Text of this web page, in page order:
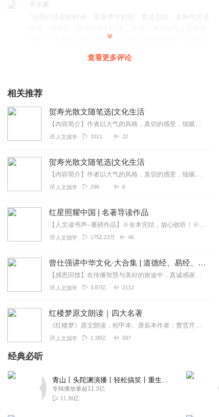
天乐酱
“当我们活着的时候，享受季节轮回、繁花似锦，各种气息及
阳光。” 听着墨汁学长的演播，沿着作者贺寿光笔下的思绪，
处与时间共存的意义。 不愧是“世间万物的生命哲思！”
惜音心
好棒呦ヾ ^_^♪ 声音好听，听着舒服，加油加油(ง •̀_•́)ง
2021-09-20 1
来给小哥哥点个赞！打call！
2021-09-13 1
主播不错哦，书也挺棒的，加油加油！
2021-09-08 0
查看更多评论
相关推荐
贺寿光散文随笔选|文化生活
【内容简介】作者以大气的风格，真切的感受，细腻的笔触，书写了对人物、事物、风物的所见、所闻、所思，其中不少篇什已经被收入教辅材料，在《人民日报》等国内及海外报刊...
人文国学 1011 22
贺寿光散文随笔选|文化生活
【内容简介】作者以大气的风格，真切的感受，细腻的笔触，书写了对人物、事物、风物的所见、所闻、所思，其中不少篇什已经被收入教辅材料，在《人民日报》等国内及海外报刊...
人文国学 296 6
红星照耀中国 | 名著导读作品
【人文读书声--重磅作品】※全本完结，放心收听！※八年级（上）语文教科书名著导读指定作品，同名有声书！※著名翻译家董乐山先生权威中文译本！※人民文学出版...
人文国学 1752.23万 46
曾仕强讲中华文化·大合集 | 道德经、易经、三国演义中的国学
【感恩回馈】在传播智慧与美好的旅途中，真诚感谢每一位伙伴的温暖陪伴与鼎力支持！欢迎曾仕强学堂粉丝听友们入群交流，更多新鲜玩法和福利活动等你！添加微信：zengf...
人文国学 3.87亿 2112
红楼梦原文朗读｜四大名著
《红楼梦》原文朗读，程甲本、庚辰本作者：曹雪芹，朗读：白云出岫、蓝色百合《红楼梦》程甲本和庚辰本是该书两大重要版本。程甲本由程伟元和高鹗于乾隆五十六年（1791...
人文国学 1.38亿 597
经典必听
专辑播放量超11.3亿
11.36亿